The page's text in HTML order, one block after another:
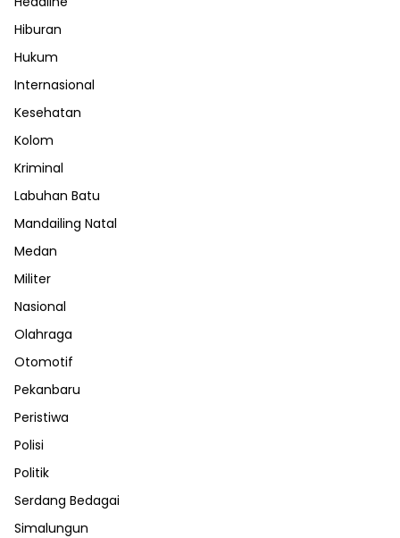
Hiburan
Hukum
Internasional
Kesehatan
Kolom
Kriminal
Labuhan Batu
Mandailing Natal
Medan
Militer
Nasional
Olahraga
Otomotif
Pekanbaru
Peristiwa
Polisi
Politik
Serdang Bedagai
Simalungun